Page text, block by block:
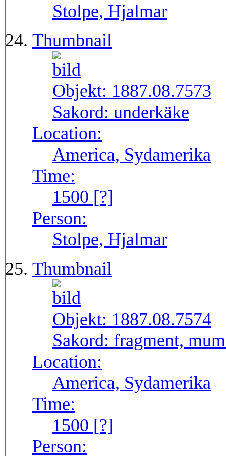
Stolpe, Hjalmar
Thumbnail
Objekt: 1887.08.7573
Sakord: underkäke
Location:
America, Sydamerika
Time:
1500 [?]
Person:
Stolpe, Hjalmar
Thumbnail
Objekt: 1887.08.7574
Sakord: fragment,
Location:
America, Sydamerika
Time:
1500 [?]
Person: